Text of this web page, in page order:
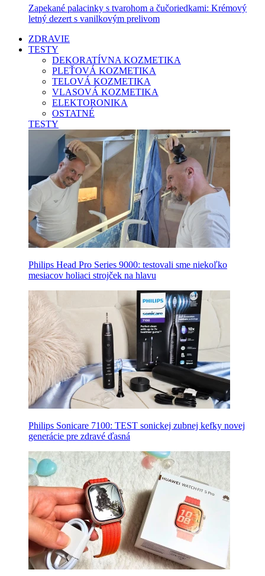
Zapekané palacinky s tvarohom a čučoriedkami: Krémový
letný dezert s vanilkovým prelivom
ZDRAVIE
TESTY
DEKORATÍVNA KOZMETIKA
PLEŤOVÁ KOZMETIKA
TELOVÁ KOZMETIKA
VLASOVÁ KOZMETIKA
ELEKTORONIKA
OSTATNÉ
TESTY
Philips Head Pro Series 9000: testovali sme niekoľko
mesiacov holiaci strojček na hlavu
Philips Sonicare 7100: TEST sonickej zubnej kefky novej
generácie pre zdravé ďasná